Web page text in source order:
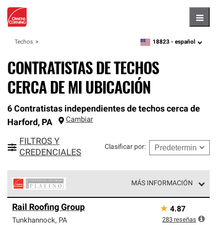
Techos zipcode,language
18823 - español
CONTRATISTAS DE TECHOS
CERCA DE MI UBICACIÓN
6 Contratistas independientes de techos cerca de
Harford, PA Cambiar
FILTROS Y
CREDENCIALES
Clasificar por:
MÁS INFORMACIÓN
Corning constituyen el nivel superior de nuestra red
exclusiva y cumplen con estándares estrictos de
Rail Roofing Group
Tunkhannock, PA
★ 4.87
283 reseñas